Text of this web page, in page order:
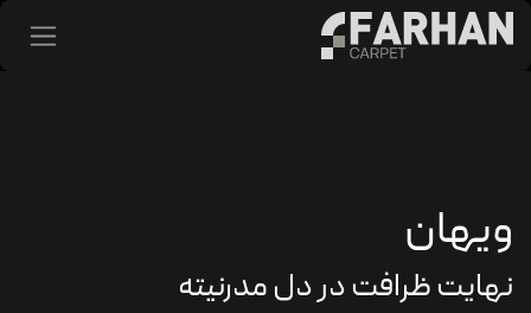
رد شدن به محتوا
ویهان
نهایت ظرافت در دل مدرنیته